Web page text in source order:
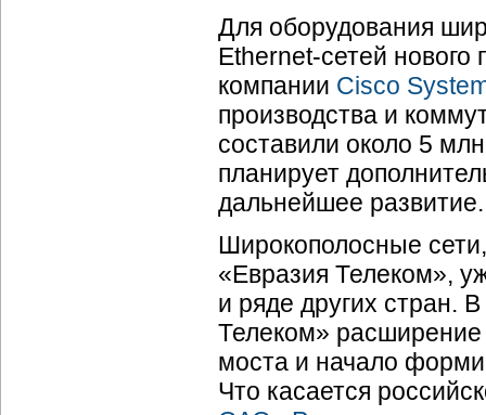
Для оборудования
Ethernet-сетей нового
компании Cisco
производства и
составили около 5
планирует
дальнейшее развитие.
Широкополосные
«Евразия Телеком»,
и ряде других стран.
Телеком» расширение
моста и начало
Что касается